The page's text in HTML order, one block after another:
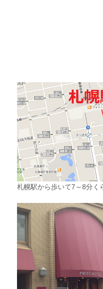
札幌駅から歩いて7～8分く